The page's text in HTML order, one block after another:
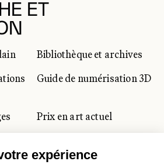
ET
Bibliothèque et archives
Guide de numérisation 3D
Prix en art actuel